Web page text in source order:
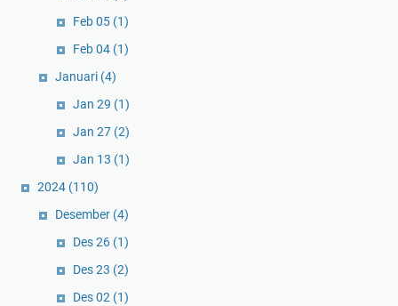
Feb 05 (1)
Feb 04 (1)
Januari (4)
Jan 29 (1)
Jan 27 (2)
Jan 13 (1)
2024 (110)
Desember (4)
Des 26 (1)
Des 23 (2)
Des 02 (1)